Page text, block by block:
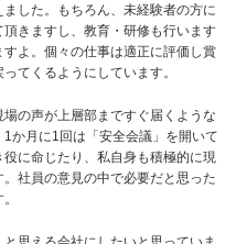
した。もちろん、未経験者の方に
きますし、教育・研修も行います
よ。個々の仕事は適正に評価し賞
てくるようにしています。
の声が上層部まですぐ届くような
か月に1回は「安全会議」を開いて
に命じたり、私自身も積極的に現
社員の意見の中で必要だと思った